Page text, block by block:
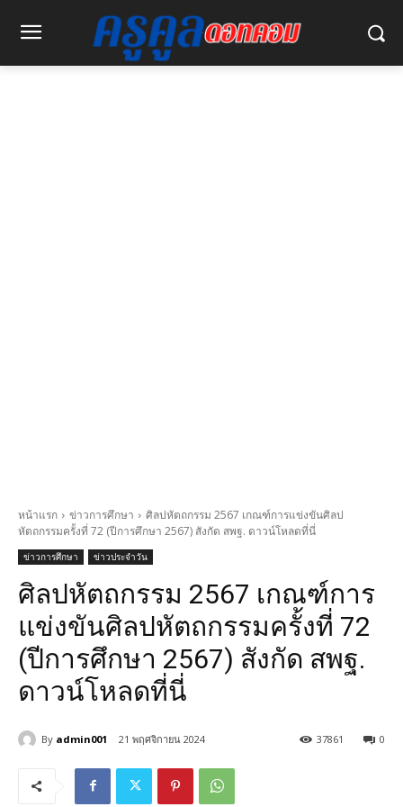
หน้าแรก ข่าวการศึกษา
ศิลปหัตถกรรม 2567 เกณฑ์การแข่งขันศิลป
หัตถกรรมครั้งที่ 72 (ปีการศึกษา 2567) สังกัด สพฐ. ดาวน์โหลดที่นี่
ข่าวการศึกษา ข่าวประจำวัน
ศิลปหัตถกรรม 2567 เกณฑ์การ
แข่งขันศิลปหัตถกรรมครั้งที่ 72
(ปีการศึกษา 2567) สังกัด สพฐ.
ดาวน์โหลดที่นี่
By admin001 21 พฤศจิกายน 2024 0
37861